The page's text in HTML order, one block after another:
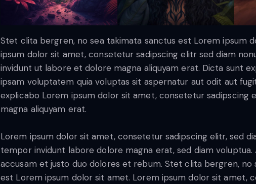
Stet clita bergren, no sea takimata sanctus est Lorem ipsum
ipsum dolor sit amet, consetetur sadipscing elitr sed diam
invidunt ut labore et dolore magna aliquyam erat. Dicta sunt
ipsam voluptatem quia voluptas sit aspernatur aut odit aut
explicabo Lorem ipsum dolor sit amet, consetetur sadipscing
magna aliquyam erat.
Lorem ipsum dolor sit amet, consetetur sadipscing elitr, sed
tempor invidunt labore dolore magna erat, sed diam voluptua.
accusam et justo duo dolores et rebum. Stet clita bergren, no
est Lorem ipsum dolor sit amet. Lorem ipsum dolor sit amet,